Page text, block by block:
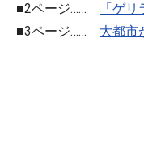
■2ページ……
「ゲ
■3ページ…… 大都市